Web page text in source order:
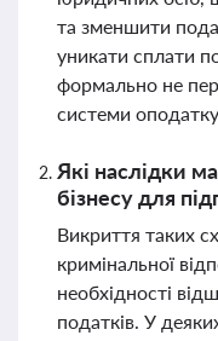
та зменшити
уникати сплати
формально не
системи
Які наслідки
бізнесу для
Викриття таких
кримінальної
необхідності
податків. У